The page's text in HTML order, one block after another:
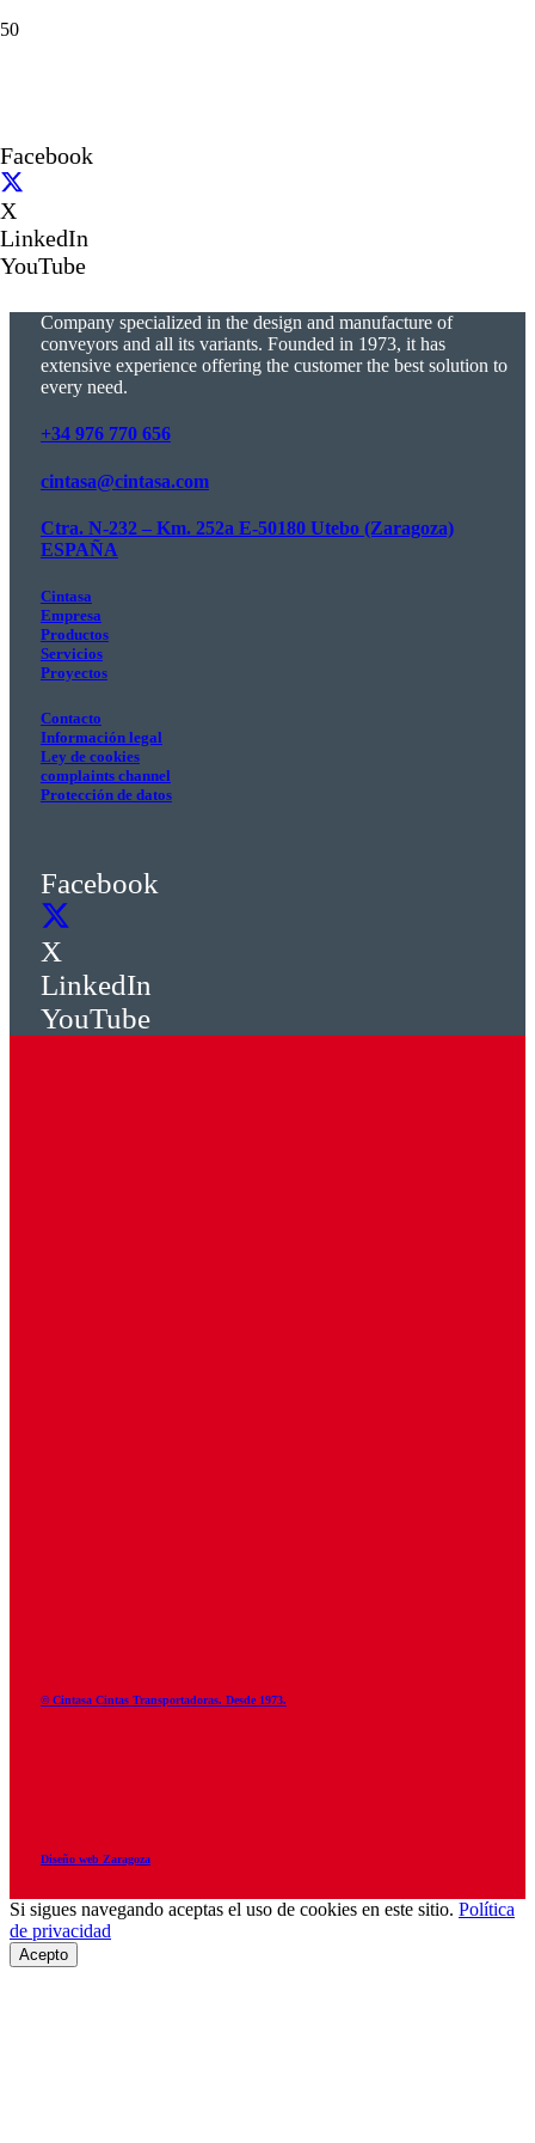
Facebook
X
LinkedIn
YouTube
Company specialized in the design and manufacture of
conveyors and all its variants. Founded in 1973, it has
extensive experience offering the customer the best solution to
every need.
+34 976 770 656
cintasa@cintasa.com
Ctra. N-232 – Km. 252a E-50180 Utebo (Zaragoza)
ESPAÑA
Cintasa
Empresa
Productos
Servicios
Proyectos
Contacto
Información legal
Ley de cookies
complaints channel
Protección de datos
Facebook
X
LinkedIn
YouTube
© Cintasa Cintas Transportadoras. Desde 1973.
Diseño web Zaragoza
Si sigues navegando aceptas el uso de cookies en este sitio. Política
de privacidad
Acepto